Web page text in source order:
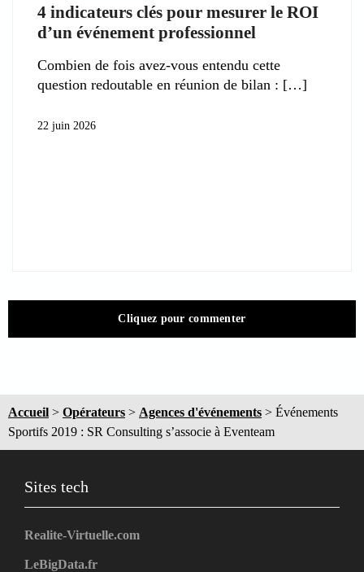
4 indicateurs clés pour mesurer le ROI
d’un événement professionnel
Combien de fois avez-vous entendu cette
question redoutable en réunion de bilan :
22 juin 2026
Cliquez pour commenter
Accueil > Opérateurs > Agences d'événements > Événements
Sportifs 2019 : SR Consulting s’associe à Eventeam
Sites tech
Realite-Virtuelle.com
LeBigData.fr